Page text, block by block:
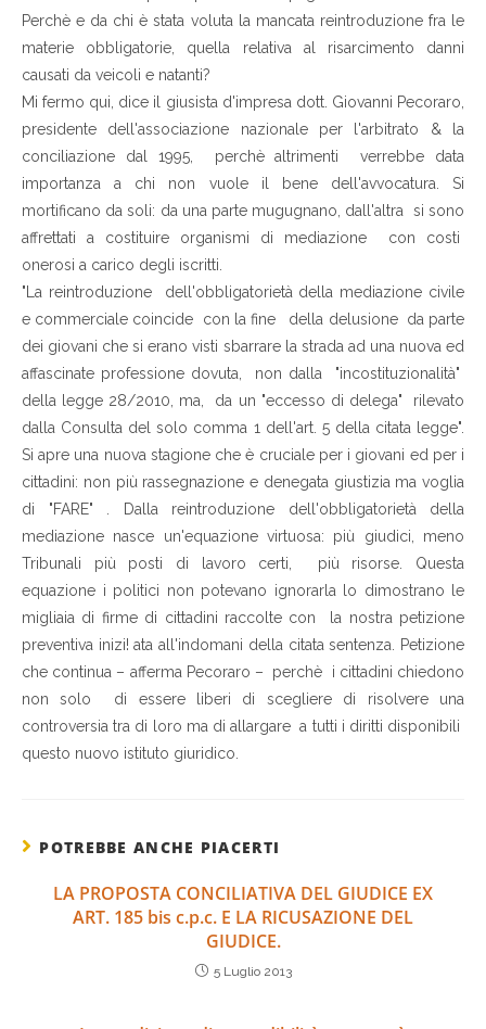
Perchè e da chi è stata voluta la mancata reintroduzione fra le
materie obbligatorie, quella relativa al risarcimento danni
causati da veicoli e natanti?
Mi fermo qui, dice il giusista d'impresa dott. Giovanni Pecoraro,
presidente dell'associazione nazionale per l'arbitrato & la
conciliazione dal 1995, perchè altrimenti verrebbe data
importanza a chi non vuole il bene dell'avvocatura. Si
mortificano da soli: da una parte mugugnano, dall'altra si sono
affrettati a costituire organismi di mediazione con costi
onerosi a carico degli iscritti.
"La reintroduzione dell'obbligatorietà della mediazione civile
e commerciale coincide con la fine della delusione da parte
dei giovani che si erano visti sbarrare la strada ad una nuova ed
affascinate professione dovuta, non dalla "incostituzionalità"
della legge 28/2010, ma, da un "eccesso di delega" rilevato
dalla Consulta del solo comma 1 dell'art. 5 della citata legge".
Si apre una nuova stagione che è cruciale per i giovani ed per i
cittadini: non più rassegnazione e denegata giustizia ma voglia
di "FARE" . Dalla reintroduzione dell'obbligatorietà della
mediazione nasce un'equazione virtuosa: più giudici, meno
Tribunali più posti di lavoro certi, più risorse. Questa
equazione i politici non potevano ignorarla lo dimostrano le
migliaia di firme di cittadini raccolte con la nostra petizione
preventiva inizi! ata all'indomani della citata sentenza. Petizione
che continua – afferma Pecoraro – perchè i cittadini chiedono
non solo di essere liberi di scegliere di risolvere una
controversia tra di loro ma di allargare a tutti i diritti disponibili
questo nuovo istituto giuridico.
POTREBBE ANCHE PIACERTI
LA PROPOSTA CONCILIATIVA DEL GIUDICE EX
ART. 185 bis c.p.c. E LA RICUSAZIONE DEL
GIUDICE.
5 Luglio 2013